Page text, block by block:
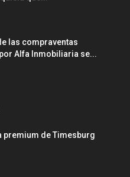
las compraventas
Alfa Inmobiliaria se...
premium de Timesburg